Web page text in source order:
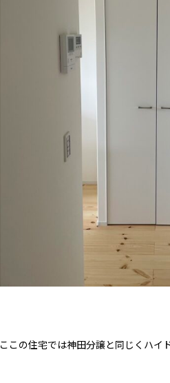
ここの住宅では神田分譲と同じくハイ